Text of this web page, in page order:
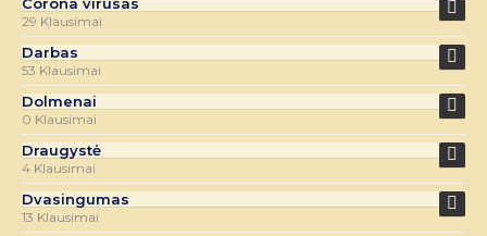
29 Klausimai
Darbas
53 Klausimai
Dolmenai
0 Klausimai
Draugystė
4 Klausimai
Dvasingumas
13 Klausimai